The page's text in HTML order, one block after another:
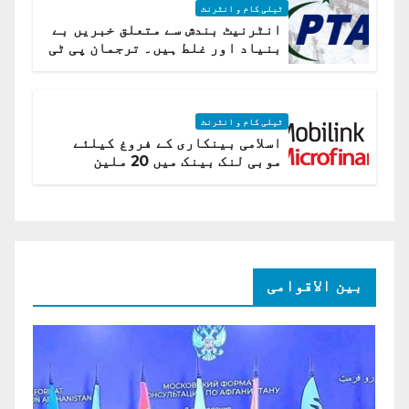
ٹیلی کام و انٹرنٹ
انٹرنیٹ بندش سے متعلق خبریں بے
بنیاد اور غلط ہیں۔ ترجمان پی ٹی
ٹیلی کام و انٹرنٹ
اسلامی بینکاری کے فروغ کیلئے
موبی لنک بینک میں 20 ملین
بین الاقوامی